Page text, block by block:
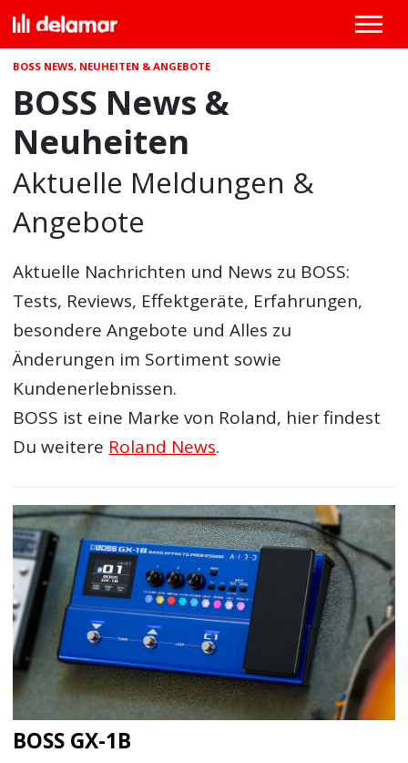
BOSS NEWS, NEUHEITEN & ANGEBOTE
BOSS News &
Neuheiten
Aktuelle Meldungen &
Angebote
Aktuelle Nachrichten und News zu BOSS:
Tests, Reviews, Effektgeräte, Erfahrungen,
besondere Angebote und Alles zu
Änderungen im Sortiment sowie
Kundenerlebnissen.
BOSS ist eine Marke von Roland, hier findest
Du weitere Roland News.
BOSS GX-1B